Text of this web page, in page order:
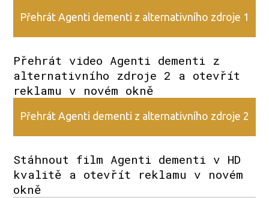
Přehrát Agenti dementi z alternativního zdroje 1
Přehrát video Agenti dementi z
alternativního zdroje 2 a otevřít
reklamu v novém okně
Přehrát Agenti dementi z alternativního zdroje 2
Stáhnout film Agenti dementi v HD
kvalitě a otevřít reklamu v novém
okně